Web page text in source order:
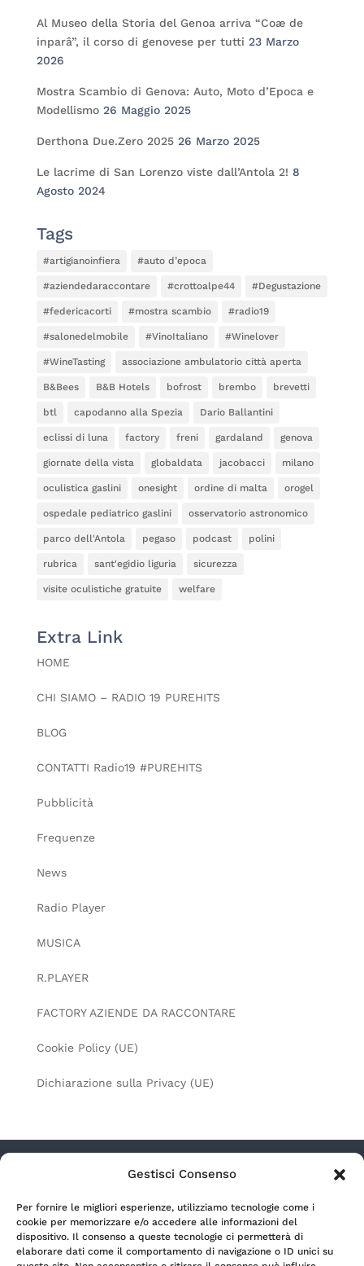
Gestisci Consenso
Per fornire le migliori esperienze, utilizziamo tecnologie come i
cookie per memorizzare e/o accedere alle informazioni del
dispositivo. Il consenso a queste tecnologie ci permetterà di
elaborare dati come il comportamento di navigazione o ID unici su
Al Museo della Storia del Genoa arriva “Coæ de
inparâ”, il corso di genovese per tutti 23 Marzo
2026
Mostra Scambio di Genova: Auto, Moto d’Epoca e
Modellismo 26 Maggio 2025
Derthona Due.Zero 2025 26 Marzo 2025
Le lacrime di San Lorenzo viste dall’Antola 2! 8
Agosto 2024
Tags
#artigianoinfiera #auto d’epoca
#aziendedaraccontare #crottoalpe44 #Degustazione
#federicacorti #mostra scambio #radio19
#salonedelmobile #VinoItaliano #Winelover
#WineTasting associazione ambulatorio città aperta
B&Bees B&B Hotels bofrost brembo brevetti
btl capodanno alla Spezia Dario Ballantini
eclissi di luna factory freni gardaland genova
giornate della vista globaldata jacobacci milano
oculistica gaslini onesight ordine di malta orogel
ospedale pediatrico gaslini osservatorio astronomico
parco dell'Antola pegaso podcast polini
rubrica sant'egidio liguria sicurezza
visite oculistiche gratuite welfare
Extra Link
HOME
CHI SIAMO – RADIO 19 PUREHITS
BLOG
CONTATTI Radio19 #PUREHITS
Pubblicità
Frequenze
News
Radio Player
MUSICA
R.PLAYER
FACTORY AZIENDE DA RACCONTARE
Cookie Policy (UE)
Dichiarazione sulla Privacy (UE)
9/11 – 24122 Bergamo (Italia) | P.Iva 00699990164 |
REA BG-166254 | Capitale sociale € 500.000,00 i.v.